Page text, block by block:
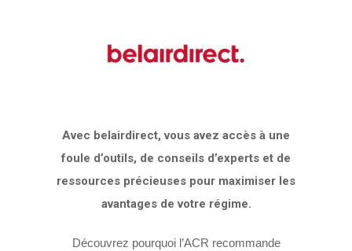
Avec belairdirect, vous avez accès à une
foule d’outils, de conseils d’experts et de
ressources précieuses pour maximiser les
avantages de votre régime.
Découvrez pourquoi l’ACR recommande